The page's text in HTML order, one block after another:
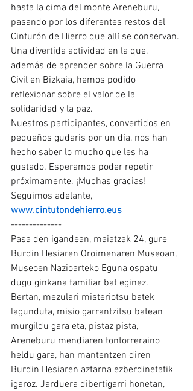
hasta la cima del monte Areneburu,
pasando por los diferentes restos del
Cinturón de Hierro que allí se conservan.
Una divertida actividad en la que,
además de aprender sobre la Guerra
Civil en Bizkaia, hemos podido
reflexionar sobre el valor de la
solidaridad y la paz.
Nuestros participantes, convertidos en
pequeños gudaris por un día, nos han
hecho saber lo mucho que les ha
gustado. Esperamos poder repetir
próximamente. ¡Muchas gracias!
Seguimos adelante,
www.cintutondehierro.eus
--------------
Pasa den igandean, maiatzak 24, gure
Burdin Hesiaren Oroimenaren Museoan,
Museoen Nazioarteko Eguna ospatu
dugu ginkana familiar bat eginez.
Bertan, mezulari misteriotsu batek
lagunduta, misio garrantzitsu batean
murgildu gara eta, pistaz pista,
Areneburu mendiaren tontorreraino
heldu gara, han mantentzen diren
Burdin Hesiaren aztarna ezberdinetatik
igaroz. Jarduera dibertigarri honetan,